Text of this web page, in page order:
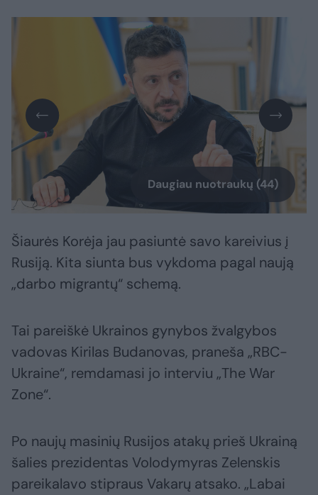
Daugiau nuotraukų (44)
Šiaurės Korėja jau pasiuntė savo kareivius į
Rusiją. Kita siunta bus vykdoma pagal naują
„darbo migrantų“ schemą.
Tai pareiškė Ukrainos gynybos žvalgybos
vadovas Kirilas Budanovas, praneša „RBC-
Ukraine“, remdamasi jo interviu „The War
Zone“.
Po naujų masinių Rusijos atakų prieš Ukrainą
šalies prezidentas Volodymyras Zelenskis
pareikalavo stipraus Vakarų atsako. „Labai